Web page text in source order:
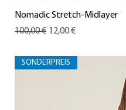
Nomadic Stretch-Midlayer
Standardpreis
100,00 € Sale-Preis
12,00 €
SONDERPREIS